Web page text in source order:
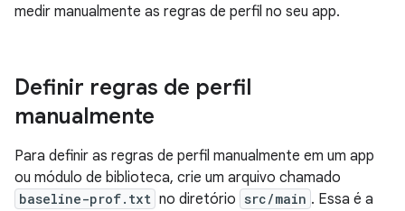
medir manualmente as regras de perfil no seu app.
Definir regras de perfil
manualmente
Para definir as regras de perfil manualmente em um app
ou módulo de biblioteca, crie um arquivo chamado
baseline-prof.txt no diretório src/main . Essa é a